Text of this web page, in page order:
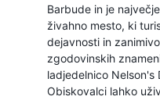
Barbude in je
živahno mesto, ki
dejavnosti in
zgodovinskih
ladjedelnico Nelson's
Obiskovalci lahko